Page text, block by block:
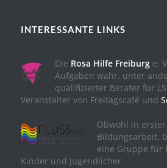
INTERESSANTE LINKS
Die Rosa Hilfe Freiburge.
Aufgaben wahr, unter
qualifizierter Berater für
Veranstalter von Freitagscafé und
Obwohl in
Bildungsarbeit,
eine Gruppe für
Kinder und Jugendlicher.